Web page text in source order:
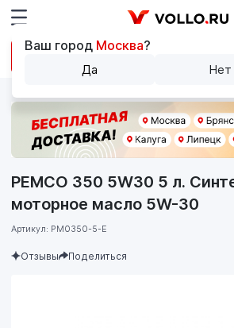
PEMCO 350 5W30 5 л.
моторное масло 5W-30
Артикул: PM0350-5-E
Отзывы Поделиться
Ваш город Москва?
Да Нет